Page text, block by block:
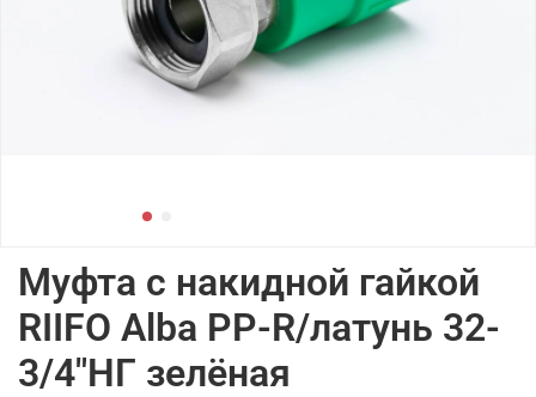
Муфта с накидной гайкой
RIIFO Alba PP-R/латунь 32-
3/4"НГ зелёная